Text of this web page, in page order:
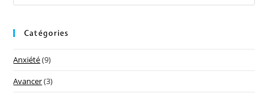
Catégories
Anxiété(9)
Avancer(3)